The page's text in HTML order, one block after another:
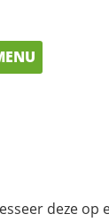
deze op